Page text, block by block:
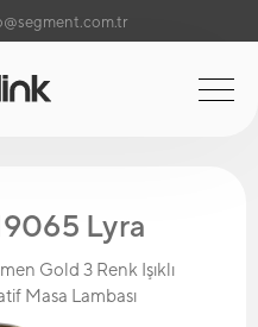
Lyra
Gold 3 Renk Işıklı
Masa Lambası